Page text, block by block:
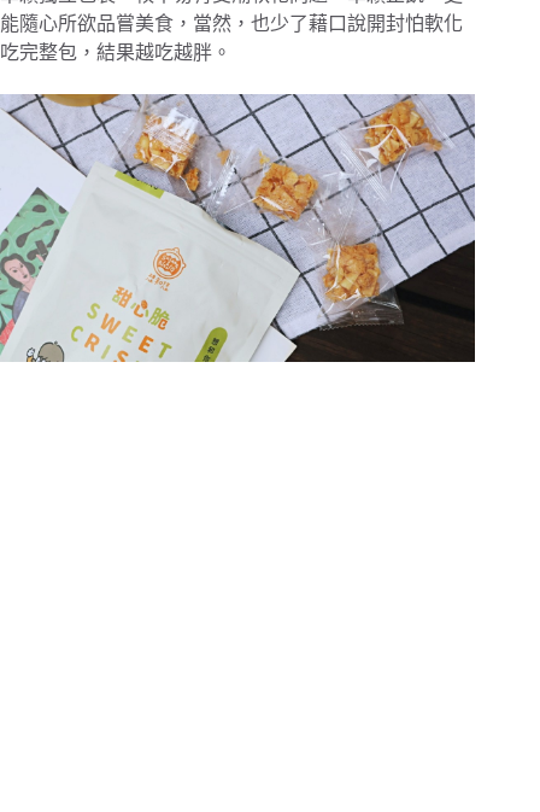
能隨心所欲品嘗美食，當然，也少了藉口說開封怕軟化
吃完整包，結果越吃越胖。